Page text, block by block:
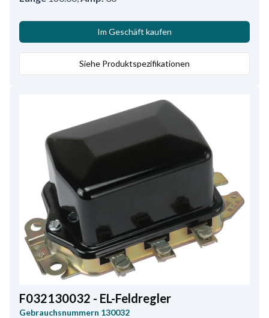
Im Geschäft kaufen
Siehe Produktspezifikationen
F032130032 - EL-Feldregler
Gebrauchsnummern 130032